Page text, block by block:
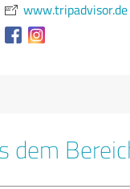
www.tripadvisor.de
dem